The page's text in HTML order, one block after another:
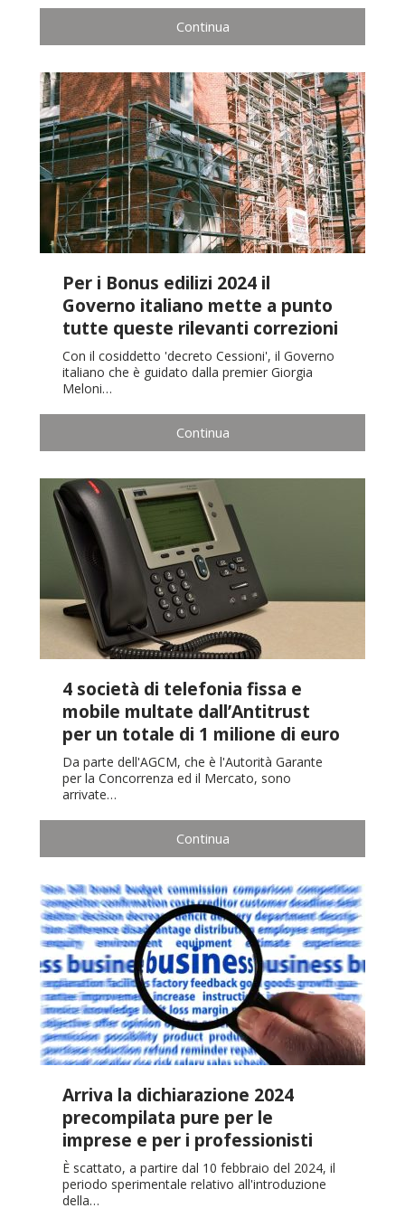
Continua
Per i Bonus edilizi 2024 il
Governo italiano mette a punto
tutte queste rilevanti correzioni
Con il cosiddetto 'decreto Cessioni', il Governo
italiano che è guidato dalla premier Giorgia
Meloni…
Continua
4 società di telefonia fissa e
mobile multate dall’Antitrust
per un totale di 1 milione di euro
Da parte dell'AGCM, che è l'Autorità Garante
per la Concorrenza ed il Mercato, sono
arrivate…
Continua
Arriva la dichiarazione 2024
precompilata pure per le
imprese e per i professionisti
È scattato, a partire dal 10 febbraio del 2024, il
periodo sperimentale relativo all'introduzione
della…